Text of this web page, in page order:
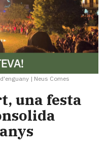
| Neus Comes
una festa